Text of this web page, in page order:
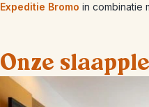
Expeditie Bromo in combinatie
Onze